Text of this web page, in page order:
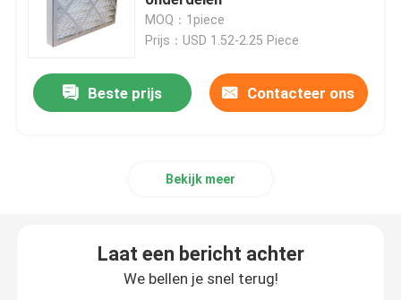
De Luchtfilter van de verfcabine
De Filter van de zaklucht
De Filter van de gelverbinding HEPA
MOQ：1piece
Prijs：USD 1.52-2.25 Piece
Beste prijs Contacteer ons
Bekijk meer
Laat een bericht achter
We bellen je snel terug!